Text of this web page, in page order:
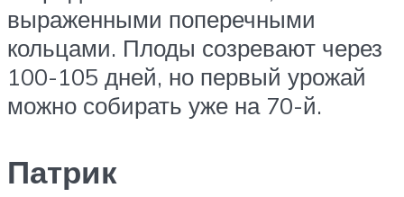
выраженными поперечными
кольцами. Плоды созревают через
100-105 дней, но первый урожай
можно собирать уже на 70-й.
Патрик